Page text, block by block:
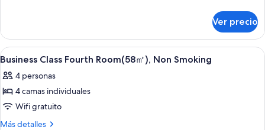
Room
(58
㎡),
Non
Smoking
Class
Triple
Room
㎡),
Non
Ver precio
Abrir
todas
las
fotos
de
Business
Caja de seguridad en la habitación,
10
Business Class Fourth Room(58㎡), Non Smoking
4 personas
4 camas individuales
Wifi gratuito
Más detalles
Más